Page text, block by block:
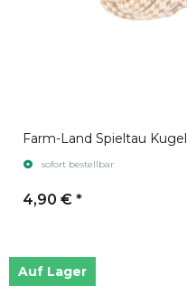
Farm-Land Spieltau Kugel
sofort bestellbar
4,90 € *
Auf Lager